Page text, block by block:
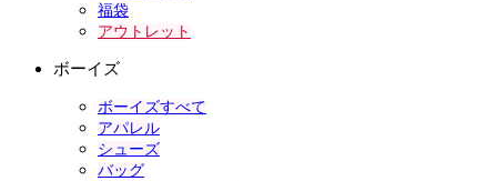
福袋
アウトレット
ボーイズ
ボーイズすべて
アパレル
シューズ
バッグ